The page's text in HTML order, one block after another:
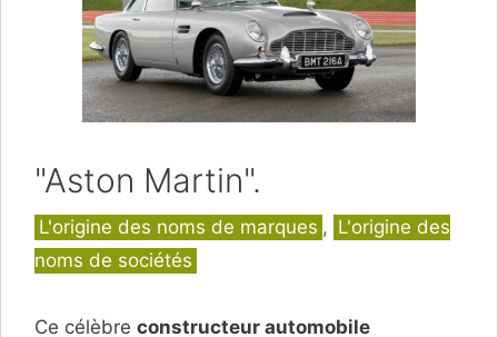
"Aston Martin".
Catégories
L'origine des noms de marques , L'origine des
noms de sociétés
Ce célèbre constructeur automobile